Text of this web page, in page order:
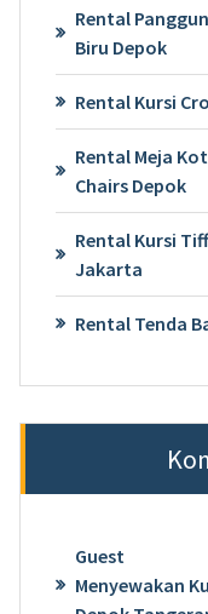
Rental
Biru Depok
Rental Kursi
Rental Meja
Chairs Depok
Rental Kursi
Jakarta
Rental Tenda
Guest
Menyewakan